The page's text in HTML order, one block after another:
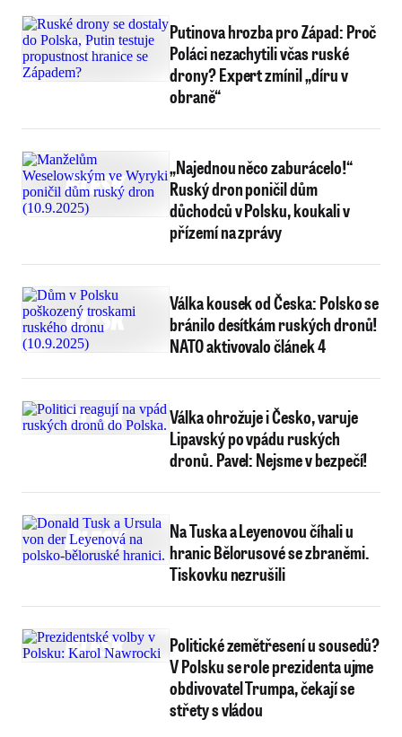
Putinova hrozba pro Západ: Proč
Poláci nezachytili včas ruské
drony? Expert zmínil „díru v
obraně“
„Najednou něco zaburácelo!“
Ruský dron poničil dům
důchodců v Polsku, koukali v
přízemí na zprávy
Válka kousek od Česka: Polsko se
bránilo desítkám ruských dronů!
NATO aktivovalo článek 4
Válka ohrožuje i Česko, varuje
Lipavský po vpádu ruských
dronů. Pavel: Nejsme v bezpečí!
Na Tuska a Leyenovou číhali u
hranic Bělorusové se zbraněmi.
Tiskovku nezrušili
Politické zemětřesení u sousedů?
V Polsku se role prezidenta ujme
obdivovatel Trumpa, čekají se
střety s vládou